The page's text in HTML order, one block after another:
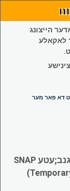
הייצונג
לאקאלע
דא פאר מער
וויכטיגע טוישונגען צו ערזעצונג פאר געגנב;עטע SNAP
און צייטווייליגע הילף (Temporary Assistance, TA)